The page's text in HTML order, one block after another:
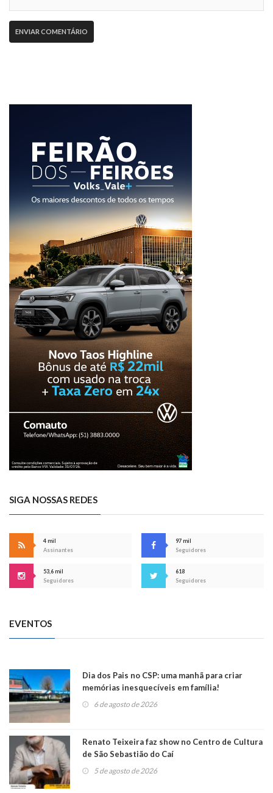
SIGA NOSSAS REDES
4 mil
Assinantes
97 mil
Seguidores
53,6 mil
Seguidores
618
Seguidores
EVENTOS
Dia dos Pais no CSP: uma manhã para criar
memórias inesquecíveis em família!
6 de agosto de 2026
Renato Teixeira faz show no Centro de Cultura
de São Sebastião do Caí
5 de agosto de 2026